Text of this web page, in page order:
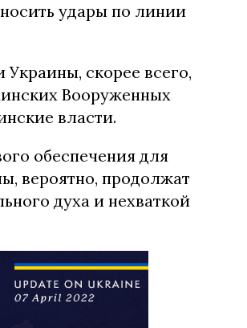
удары по линии
скорее всего,
Вооруженных
власти.
обеспечения для
вероятно, продолжат
духа и нехваткой